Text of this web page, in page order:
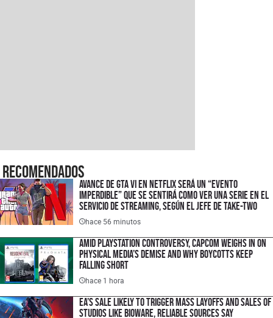
Recomendados
Avance de GTA VI en Netflix será un “evento
imperdible” que se sentirá como ver una serie en el
servicio de streaming, según el jefe de Take-Two
hace 56 minutos
Amid PlayStation Controversy, Capcom Weighs In on
Physical Media’s Demise and Why Boycotts Keep
Falling Short
hace 1 hora
EA’s Sale Likely to Trigger Mass Layoffs and Sales of
Studios Like BioWare, Reliable Sources Say